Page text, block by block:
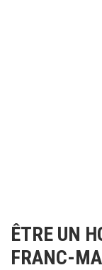
ÊTRE UN
FRANC-